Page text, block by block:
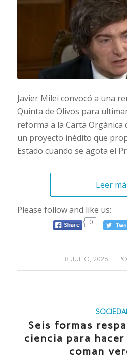
Javier Milei convocó a una
Quinta de Olivos para
reforma a la Carta Orgánica
un proyecto inédito que
Estado cuando se agota el
Leer
Please follow and like us:
0
8 JULIO, 2026
Seis formas
ciencia para
coman